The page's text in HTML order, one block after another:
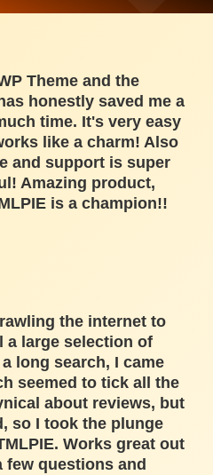
Theme and the
honestly saved me a
time. It's very easy
like a charm! Also
and support is super
Amazing product,
is a champion!!
the internet to
a large selection of
long search, I came
seemed to tick all the
about reviews, but
so I took the plunge
Works great out
few questions and